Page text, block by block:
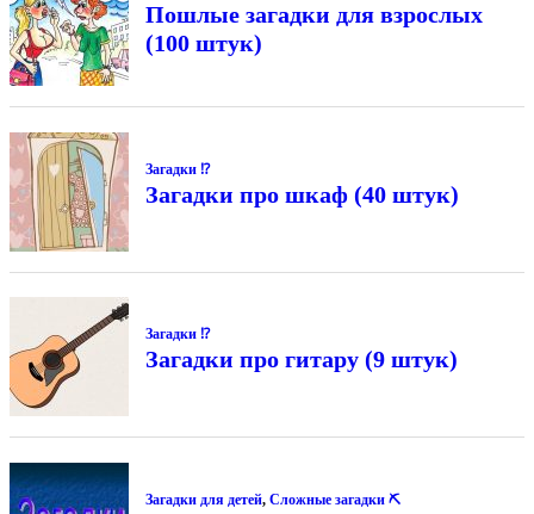
Пошлые загадки для взрослых
(100 штук)
Загадки ⁉
Загадки про шкаф (40 штук)
Загадки ⁉
Загадки про гитару (9 штук)
Загадки для детей, Сложные загадки ⛏